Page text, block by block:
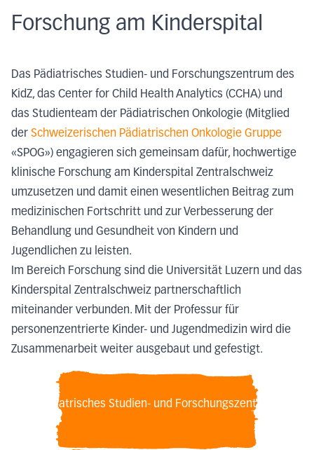
Forschung am Kinderspital
Das Pädiatrisches Studien- und Forschungszentrum des
KidZ, das Center for Child Health Analytics (CCHA) und
das Studienteam der Pädiatrischen Onkologie (Mitglied
der Schweizerischen Pädiatrischen Onkologie Gruppe
«SPOG») engagieren sich gemeinsam dafür, hochwertige
klinische Forschung am Kinderspital Zentralschweiz
umzusetzen und damit einen wesentlichen Beitrag zum
medizinischen Fortschritt und zur Verbesserung der
Behandlung und Gesundheit von Kindern und
Jugendlichen zu leisten.
Im Bereich Forschung sind die Universität Luzern und das
Kinderspital Zentralschweiz partnerschaftlich
miteinander verbunden. Mit der Professur für
personenzentrierte Kinder- und Jugendmedizin wird die
Zusammenarbeit weiter ausgebaut und gefestigt.
Pädiatrisches Studien- und Forschungszentrum